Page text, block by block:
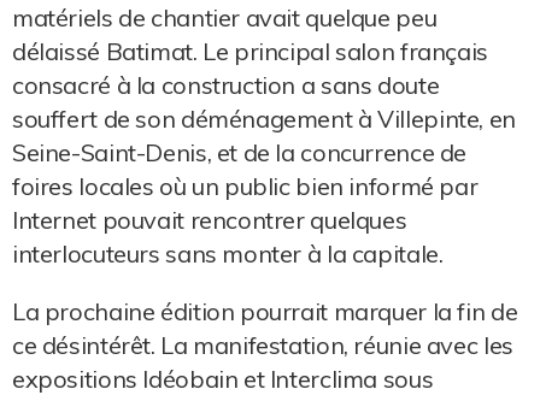
matériels de chantier avait quelque peu
délaissé Batimat. Le principal salon français
consacré à la construction a sans doute
souffert de son déménagement à Villepinte, en
Seine-Saint-Denis, et de la concurrence de
foires locales où un public bien informé par
Internet pouvait rencontrer quelques
interlocuteurs sans monter à la capitale.
La prochaine édition pourrait marquer la fin de
ce désintérêt. La manifestation, réunie avec les
expositions Idéobain et Interclima sous